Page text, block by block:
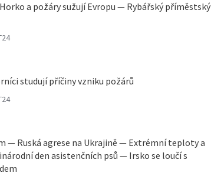
a požáry sužují Evropu — Rybářský příměstský
studují příčiny vzniku požárů
— Ruská agrese na Ukrajině — Extrémní teploty a
den asistenčních psů — Irsko se loučí s